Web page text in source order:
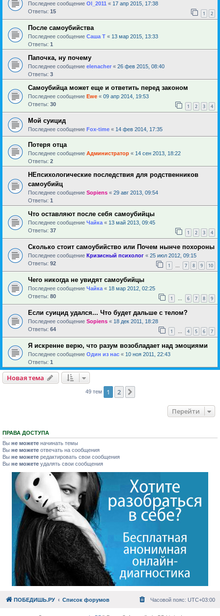
Последнее сообщение Ol_2011 « 17 апр 2015, 17:38
Ответы: 15 1 2
После самоубийства
Последнее сообщение Саша Т « 13 мар 2015, 13:33
Ответы: 1
Папочка, ну почему
Последнее сообщение elenacher « 26 фев 2015, 08:40
Ответы: 3
Самоубийца может еще и ответить перед законом
Последнее сообщение Ewe « 09 апр 2014, 19:53
Ответы: 30 1 2 3 4
Мой суицид
Последнее сообщение Fox-time « 14 фев 2014, 17:35
Потеря отца
Последнее сообщение Администратор « 14 сен 2013, 18:22
Ответы: 2
НЕпсихологические последствия для родственников
самоубийц
Последнее сообщение Sopiens « 29 авг 2013, 09:54
Ответы: 1
Что оставляют после себя самоубийцы
Последнее сообщение Чайка « 13 май 2013, 09:45
Ответы: 37 1 2 3 4
Сколько стоит самоубийство или Почем нынче похороны
Последнее сообщение Кризисный психолог « 25 июл 2012, 09:15
Ответы: 92 1 … 7 8 9 10
Чего никогда не увидят самоубийцы
Последнее сообщение Чайка « 18 мар 2012, 02:25
Ответы: 80 1 … 6 7 8 9
Если суицид удался... Что будет дальше с телом?
Последнее сообщение Sopiens « 18 дек 2011, 18:28
Ответы: 64 1 … 4 5 6 7
Я искренне верю, что разум возобладает над эмоциями
Последнее сообщение Один из нас « 10 ноя 2011, 22:43
Ответы: 1
Новая тема
49 тем 1 2
Перейти
ПРАВА ДОСТУПА
Вы не можете начинать темы
Вы не можете отвечать на сообщения
Вы не можете редактировать свои сообщения
Вы не можете удалять свои сообщения
ПОБЕДИШЬ.РУ Список форумов Часовой пояс: UTC+03:00